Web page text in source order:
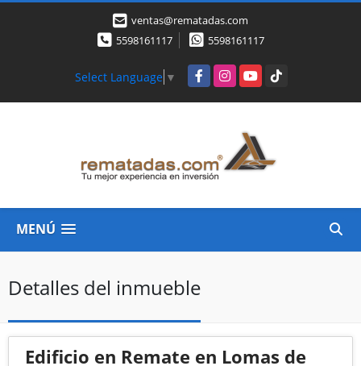
ventas@rematadas.com
5598161117
5598161117
Select Language ▼ FacebookInstagramYouTubeTikTok
MENÚ
Detalles del inmueble
Edificio en Remate en Lomas de